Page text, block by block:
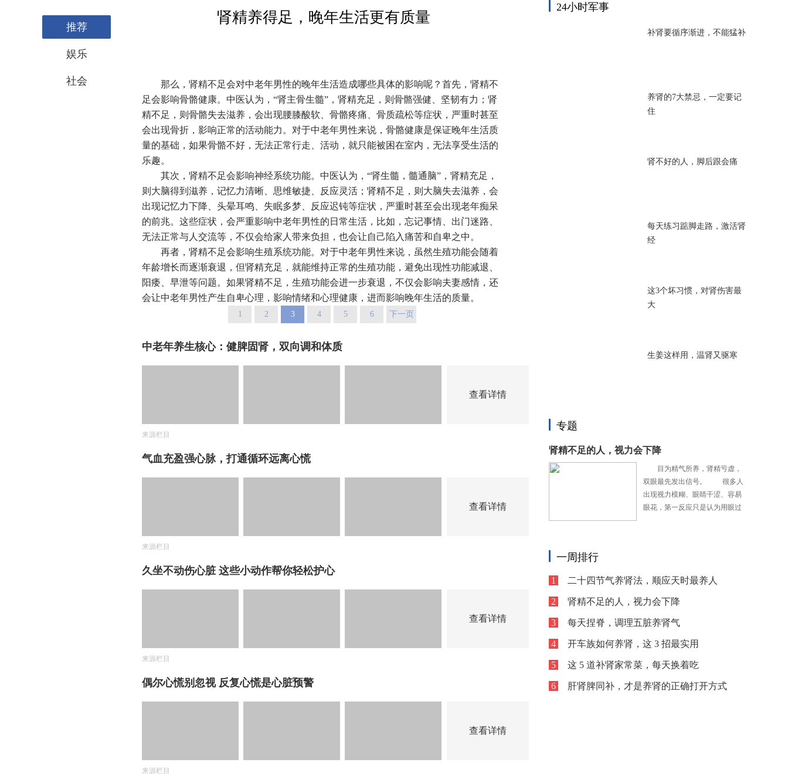
推荐
娱乐
社会
肾精养得足，晚年生活更有质量
那么，肾精不足会对中老年男性的晚年生活造成哪些具体的影响呢？首先，肾精不
足会影响骨骼健康。中医认为，“肾主骨生髓”，肾精充足，则骨骼强健、坚韧有力；肾
精不足，则骨骼失去滋养，会出现腰膝酸软、骨骼疼痛、骨质疏松等症状，严重时甚至
会出现骨折，影响正常的活动能力。对于中老年男性来说，骨骼健康是保证晚年生活质
量的基础，如果骨骼不好，无法正常行走、活动，就只能被困在室内，无法享受生活的
乐趣。
其次，肾精不足会影响神经系统功能。中医认为，“肾生髓，髓通脑”，肾精充足，
则大脑得到滋养，记忆力清晰、思维敏捷、反应灵活；肾精不足，则大脑失去滋养，会
出现记忆力下降、头晕耳鸣、失眠多梦、反应迟钝等症状，严重时甚至会出现老年痴呆
的前兆。这些症状，会严重影响中老年男性的日常生活，比如，忘记事情、出门迷路、
无法正常与人交流等，不仅会给家人带来负担，也会让自己陷入痛苦和自卑之中。
再者，肾精不足会影响生殖系统功能。对于中老年男性来说，虽然生殖功能会随着
年龄增长而逐渐衰退，但肾精充足，就能维持正常的生殖功能，避免出现性功能减退、
阳痿、早泄等问题。如果肾精不足，生殖功能会进一步衰退，不仅会影响夫妻感情，还
会让中老年男性产生自卑心理，影响情绪和心理健康，进而影响晚年生活的质量。
1 2 3 4 5 6 下一页
中老年养生核心：健脾固肾，双向调和体质
查看详情
来源栏目
气血充盈强心脉，打通循环远离心慌
查看详情
来源栏目
久坐不动伤心脏 这些小动作帮你轻松护心
查看详情
来源栏目
偶尔心慌别忽视 反复心慌是心脏预警
查看详情
来源栏目
24小时军事
补肾要循序渐进，不能猛补
养肾的7大禁忌，一定要记
住
肾不好的人，脚后跟会痛
每天练习踮脚走路，激活肾
经
这3个坏习惯，对肾伤害最
大
生姜这样用，温肾又驱寒
专题
肾精不足的人，视力会下降
目为精气所养，肾精亏虚，
双眼最先发出信号。 很多人
出现视力模糊、眼睛干涩、容易
眼花，第一反应只是认为用眼过
一周排行
1 二十四节气养肾法，顺应天时最养人
2 肾精不足的人，视力会下降
3 每天捏脊，调理五脏养肾气
4 开车族如何养肾，这 3 招最实用
5 这 5 道补肾家常菜，每天换着吃
6 肝肾脾同补，才是养肾的正确打开方式